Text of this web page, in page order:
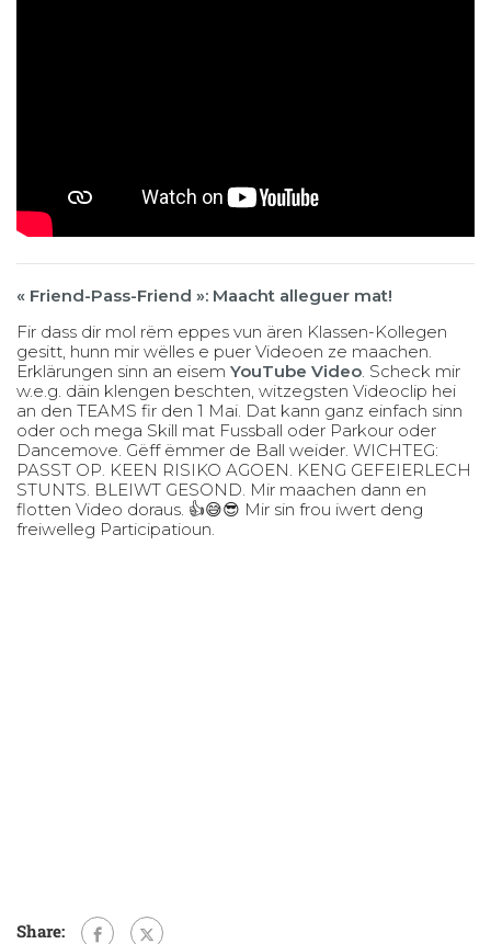
« Friend-Pass-Friend »: Maacht alleguer mat!
Fir dass dir mol rëm eppes vun ären Klassen-Kollegen
gesitt, hunn mir wëlles e puer Videoen ze maachen.
Erklärungen sinn an eisem YouTube Video. Scheck mir
w.e.g. däin klengen beschten, witzegsten Videoclip hei
an den TEAMS fir den 1 Mai. Dat kann ganz einfach sinn
oder och mega Skill mat Fussball oder Parkour oder
Dancemove. Gëff ëmmer de Ball weider. WICHTEG:
PASST OP. KEEN RISIKO AGOEN. KENG GEFEIERLECH
STUNTS. BLEIWT GESOND. Mir maachen dann en
flotten Video doraus. 👍😅😎 Mir sin frou iwert deng
freiwelleg Participatioun.
Share: